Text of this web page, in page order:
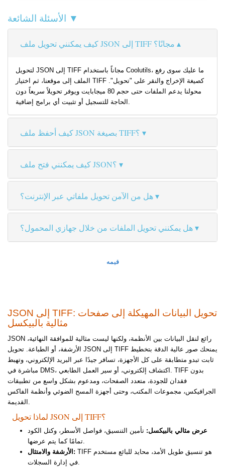
الأسئلة الشائعة ▼
كيف يمكنني تحويل ملف JSON إلى TIFF مجانًا؟
لتحويل JSON إلى TIFF مجاناً باستخدام Coolutils، ما عليك سوى رفع
الملف إلى موقعنا، ثم اختيار TIFF كصيغة الإخراج والنقر على "تحويل".
محولنا يدعم الملفات حتى حجم 80 ميجابايت ويوفر تحويلاً سريعاً دون
الحاجة للتسجيل أو تثبيت أي برامج إضافية.
كيف أحفظ ملف JSON بصيغة TIFF؟
كيف يمكنني فتح ملف JSON؟
هل من الآمن تحويل ملفاتي عبر الإنترنت؟
هل يمكنني تحويل الملفات من خلال جهازي المحمول؟
قيمه
JSON إلى TIFF: تحويل البيانات المهيكلة إلى صفحات
مثالية بالبيكسل
JSON رائع لنقل البيانات بين الأنظمة، ولكنها ليست مثالية للموافقة النهائية،
الأرشفة، أو الطباعة. تحويل JSON إلى TIFF يمنحك صور عالية الدقة بتخطيط
ثابت تبدو متطابقة على كل الأجهزة، تسافر جيدًا عبر البريد الإلكتروني، وتهبط
مباشرة في DMS، اكتشاف إلكتروني، أو سير العمل الطابعي. TIFF بدون
فقدان للجودة، متعدد الصفحات، ومدعوم بشكل واسع من تطبيقات
الجرافيكس، مجموعات المكتب، وحتى أجهزة المسح الضوئي وأنظمة الفاكس
القديمة.
لماذا تحويل JSON إلى TIFF؟
عرض مثالي بالبيكسل: تأمين التنسيق، فواصل الأسطر، وكتل الكود
تمامًا كما يتم عرضها.
الأرشفة والامتثال: TIFF هو تنسيق طويل الأمد، محايد للبائع مستخدم
في إدارة السجلات.